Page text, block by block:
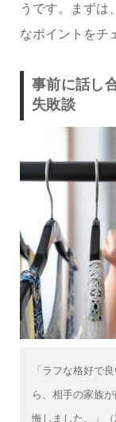
うです。まずは
なポイントをチ
事前に話し
失敗談
「ラフな格好で
ら、相手の家族
悔しました。」（